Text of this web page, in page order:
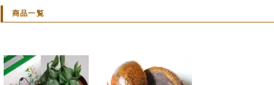
商品一覧